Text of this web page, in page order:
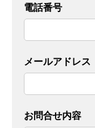
電話番号
メールアドレス
お問合せ内容